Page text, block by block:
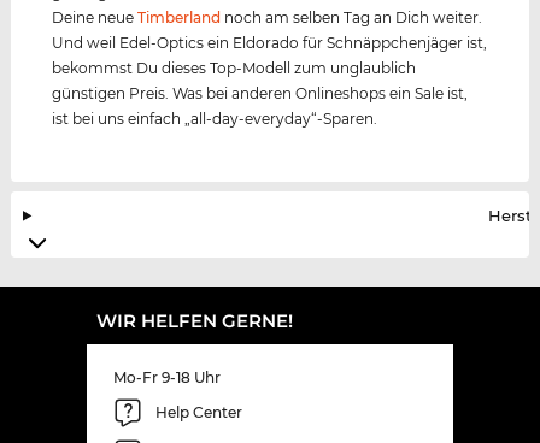
Deine neueTimberland noch am selben Tag an Dich weiter.
Und weil Edel-Optics ein Eldorado für Schnäppchenjäger ist,
bekommst Du dieses Top-Modell zum unglaublich
günstigen Preis. Was bei anderen Onlineshops ein Sale ist,
ist bei uns einfach „all-day-everyday“-Sparen.
WIR HELFEN GERNE!
Mo-Fr 9-18 Uhr
Help Center